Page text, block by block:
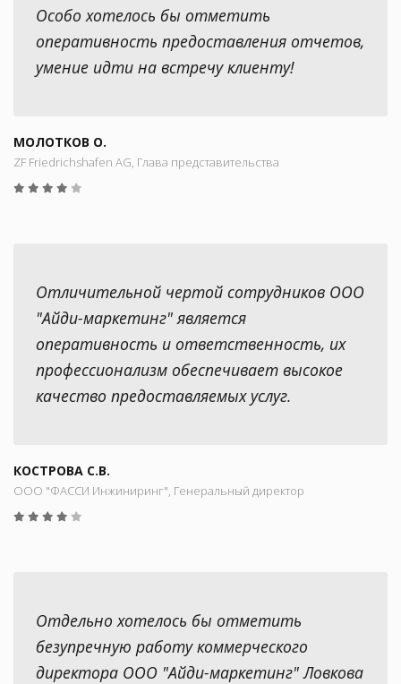
Особо хотелось бы отметить
оперативность предоставления отчетов,
умение идти на встречу клиенту!
МОЛОТКОВ О.
ZF Friedrichshafen AG, Глава представительства
Отличительной чертой сотрудников ООО
"Айди-маркетинг" является
оперативность и ответственность, их
профессионализм обеспечивает высокое
качество предоставляемых услуг.
КОСТРОВА С.В.
ООО "ФАССИ Инжиниринг", Генеральный директор
Отдельно хотелось бы отметить
безупречную работу коммерческого
директора ООО "Айди-маркетинг" Ловкова